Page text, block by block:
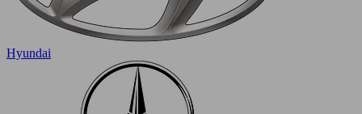
Hyundai